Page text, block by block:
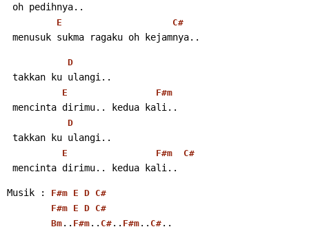
oh pedihnya..
E C#
menusuk sukma ragaku oh kejamnya..
D
takkan ku ulangi..
E F#m
mencinta dirimu.. kedua kali..
D
takkan ku ulangi..
E F#m C#
mencinta dirimu.. kedua kali..
Musik : F#m E D C#
F#m E D C#
Bm .. F#m .. C# .. F#m .. C# ..